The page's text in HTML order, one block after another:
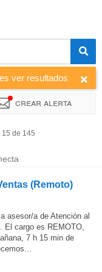
ver resultados
Crear alerta
15 de 145
(Remoto)
asesor/a de Atención al
El cargo es REMOTO,
7 h 15 min de